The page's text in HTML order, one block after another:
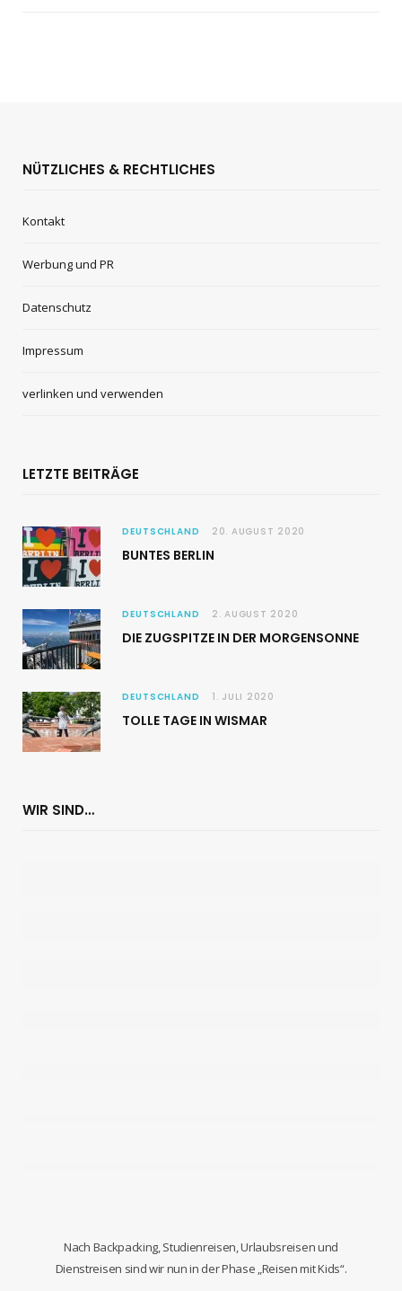
NÜTZLICHES & RECHTLICHES
Kontakt
Werbung und PR
Datenschutz
Impressum
verlinken und verwenden
LETZTE BEITRÄGE
DEUTSCHLAND 20. AUGUST 2020
BUNTES BERLIN
DEUTSCHLAND 2. AUGUST 2020
DIE ZUGSPITZE IN DER MORGENSONNE
DEUTSCHLAND 1. JULI 2020
TOLLE TAGE IN WISMAR
WIR SIND…
Nach Backpacking, Studienreisen, Urlaubsreisen und
Dienstreisen sind wir nun in der Phase „Reisen mit Kids“.